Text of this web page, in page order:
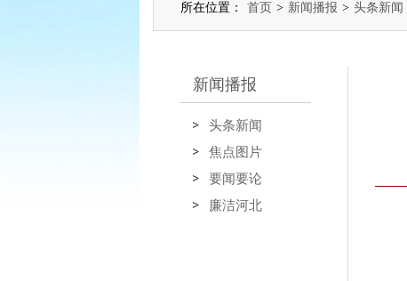
所在位置： 首页 > 新闻播报 > 头条新闻
新闻播报
头条新闻
焦点图片
要闻要论
廉洁河北